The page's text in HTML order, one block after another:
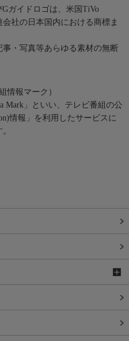
ガイドロゴは、米国TiVo
社の日本国内における商標ま
・写真等あらゆる素材の無断
情報マーク）
Mark」といい、テレビ番組の公
情報」を利用したサービスに